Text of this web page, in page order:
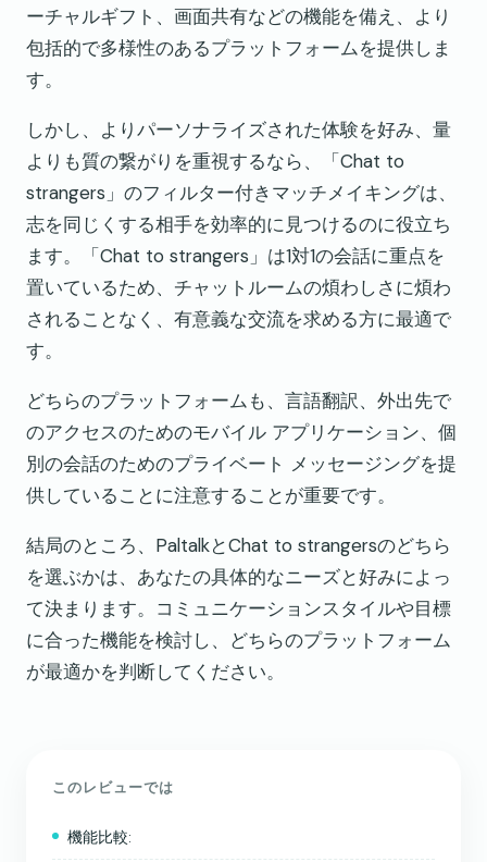
ーチャルギフト、画面共有などの機能を備え、より
包括的で多様性のあるプラットフォームを提供しま
す。
しかし、よりパーソナライズされた体験を好み、量
よりも質の繋がりを重視するなら、「Chat to
strangers」のフィルター付きマッチメイキングは、
志を同じくする相手を効率的に見つけるのに役立ち
ます。「Chat to strangers」は1対1の会話に重点を
置いているため、チャットルームの煩わしさに煩わ
されることなく、有意義な交流を求める方に最適で
す。
どちらのプラットフォームも、言語翻訳、外出先で
のアクセスのためのモバイル アプリケーション、個
別の会話のためのプライベート メッセージングを提
供していることに注意することが重要です。
結局のところ、PaltalkとChat to strangersのどちら
を選ぶかは、あなたの具体的なニーズと好みによっ
て決まります。コミュニケーションスタイルや目標
に合った機能を検討し、どちらのプラットフォーム
が最適かを判断してください。
このレビューでは
機能比較: